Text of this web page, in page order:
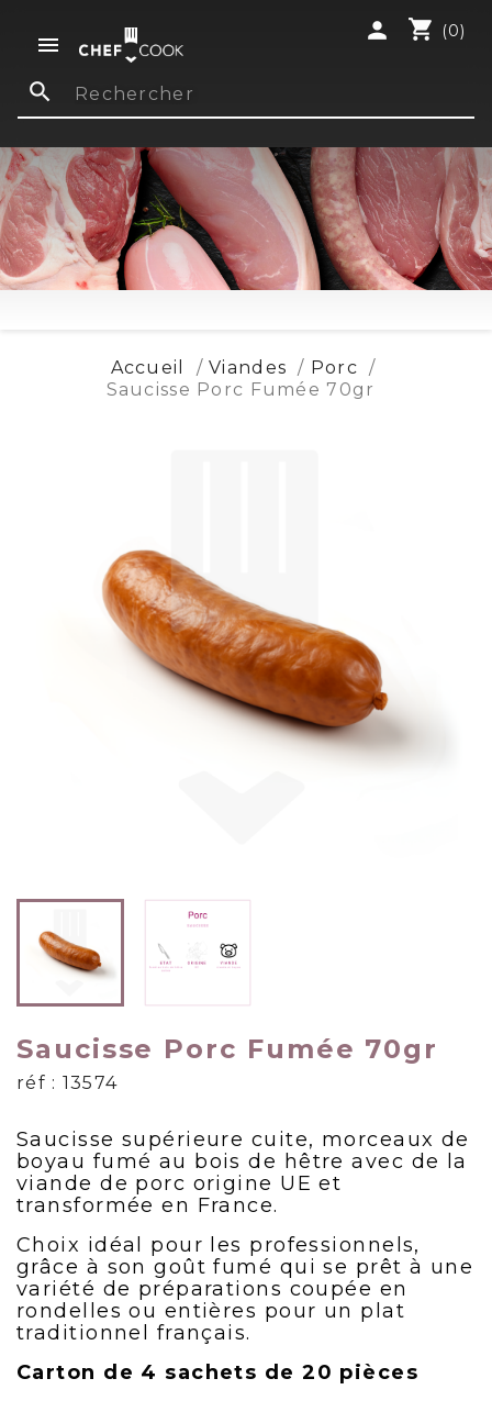

shopping_cart (0)
person
search
Accueil Viandes
Porc
Saucisse Porc Fumée 70gr
Saucisse Porc Fumée 70gr
réf : 13574
Saucisse supérieure cuite, morceaux de
boyau fumé au bois de hêtre avec de la
viande de porc origine UE et
transformée en France.
Choix idéal pour les professionnels,
grâce à son goût fumé qui se prêt à une
variété de préparations coupée en
rondelles ou entières pour un plat
traditionnel français.
Carton de 4 sachets de 20 pièces